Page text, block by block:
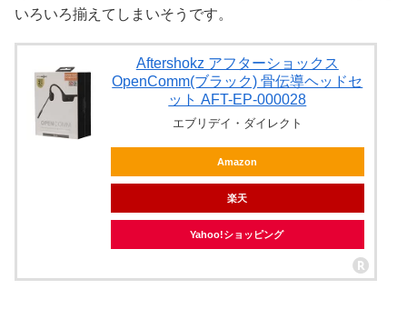
いろいろ揃えてしまいそうです。
Aftershokz アフターショックス
OpenComm(ブラック) 骨伝導ヘッドセ
ット AFT-EP-000028
エブリデイ・ダイレクト
Amazon
楽天
Yahoo!ショッピング